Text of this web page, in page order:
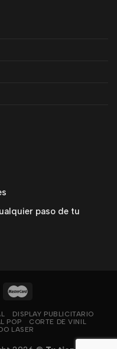
paso de tu
DISPLAY PUBLICITARIO
POP
CORTE DE VINIL
LASER